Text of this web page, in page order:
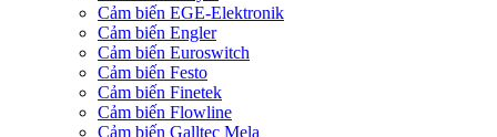
Cảm biến EGE-Elektronik
Cảm biến Engler
Cảm biến Euroswitch
Cảm biến Festo
Cảm biến Finetek
Cảm biến Flowline
Cảm biến Galltec Mela